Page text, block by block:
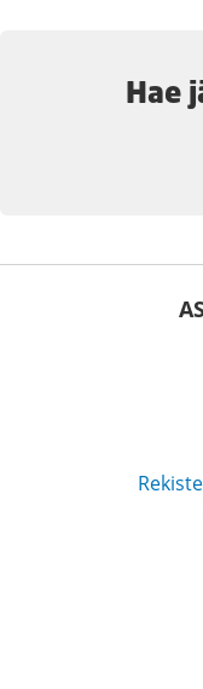
Hae